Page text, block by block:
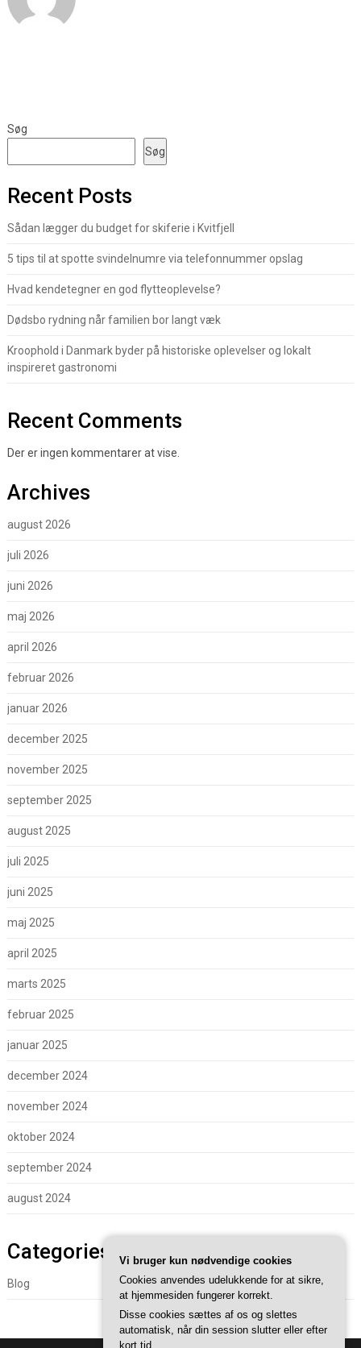
Søg
Søg
Recent Posts
Sådan lægger du budget for skiferie i Kvitfjell
5 tips til at spotte svindelnumre via telefonnummer opslag
Hvad kendetegner en god flytteoplevelse?
Dødsbo rydning når familien bor langt væk
Kroophold i Danmark byder på historiske oplevelser og lokalt
inspireret gastronomi
Recent Comments
Der er ingen kommentarer at vise.
Archives
august 2026
juli 2026
juni 2026
maj 2026
april 2026
februar 2026
januar 2026
december 2025
november 2025
september 2025
august 2025
juli 2025
juni 2025
maj 2025
april 2025
marts 2025
februar 2025
januar 2025
december 2024
november 2024
oktober 2024
september 2024
august 2024
Categories
Blog
Vi bruger kun nødvendige cookies
Cookies anvendes udelukkende for at sikre,
at hjemmesiden fungerer korrekt.
Disse cookies sættes af os og slettes
automatisk, når din session slutter eller efter
kort tid.